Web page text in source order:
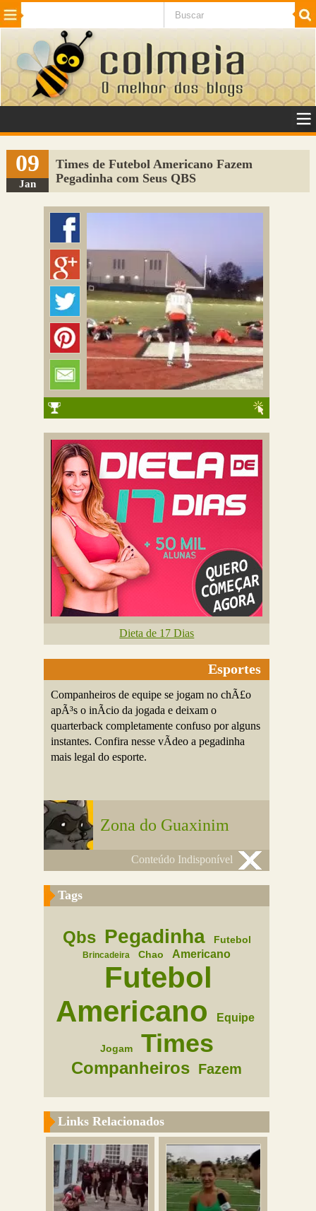
Beleza Cinema e TV
Internet Jogos NotÃ­cias SaÃºde
VeÃ­culos Adulto
Sugerir Link
Adicionar Blog
Colmeia Exchange
09
Jan
Times de Futebol Americano Fazem
Pegadinha com Seus QBS
Dieta de 17 Dias
Esportes
Companheiros de equipe se jogam no chÃ£o
apÃ³s o inÃ­cio da jogada e deixam o
quarterback completamente confuso por alguns
instantes. Confira nesse vÃ­deo a pegadinha
mais legal do esporte.
Zona do Guaxinim
Conteúdo Indisponível
Tags
Qbs Pegadinha Futebol
Brincadeira Chao Americano
Futebol
Americano
Equipe
Jogam Times
Companheiros Fazem
Links Relacionados